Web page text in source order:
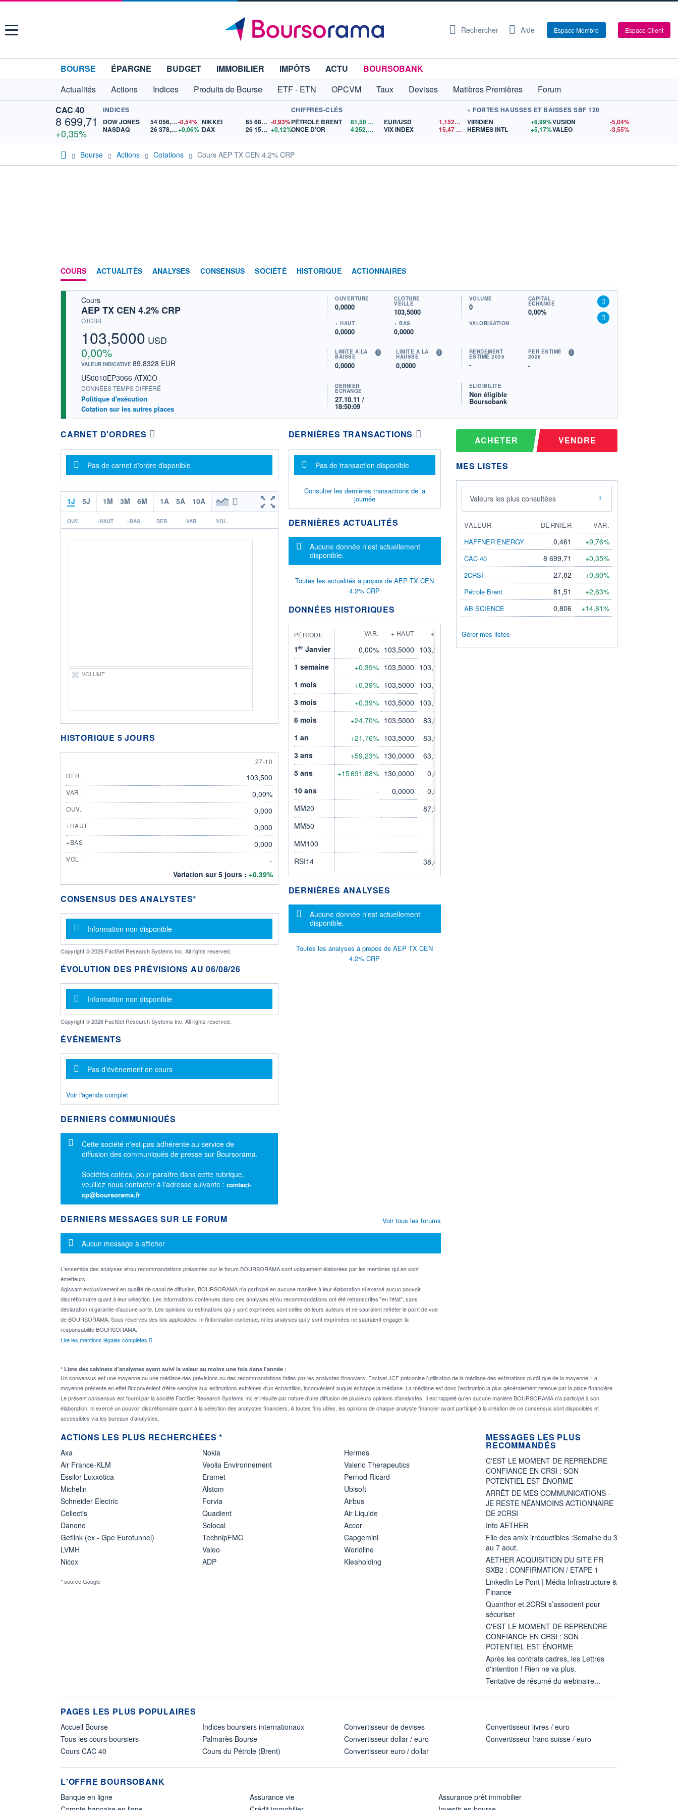
Menu Rechercher Aide Espace Membre Espace Client
BOURSE ÉPARGNE BUDGET IMMOBILIER IMPÔTS ACTU
BOURSOBANK
Actualités
Actions Indices Produits de Bourse ETF - ETN OPCVM Taux Devises Matières Premières
Forum
CAC 40
8 699,71
+0,35%
INDICES
DOW JONES
54 056,25-0,54%
NASDAQ
26 378,95+0,06%
NIKKEI 65 683,26 -0,93%
DAX
26 158,87 +0,12%
CHIFFRES-CLÉS
PÉTROLE BRENT
81,50
ONCE D'OR
4 252,01 $US
EUR/USD 1,1521$US
VIX INDEX
15,47$US
+ FORTES HAUSSES ET BAISSES SBF 120
VIRIDIEN
+6,99%
HERMES INTL
+5,17%
VUSION
-5,04%
VALEO
-3,55%
Bourse Actions Cotations Cours AEP TX CEN 4.2% CRP
COURS ACTUALITÉS ANALYSES CONSENSUS SOCIÉTÉ HISTORIQUE ACTIONNAIRES
Cours
AEP TX CEN 4.2% CRP
OTCBB
103,5000 USD
0,00%
VALEUR INDICATIVE 89,8328 EUR
US0010EP3066 ATXCO
DONNÉES TEMPS DIFFÉRÉ
Politique d'exécution
Cotation sur les autres places
OUVERTURE
0,0000
CLÔTURE
VEILLE
103,5000
+ HAUT
0,0000
+ BAS
0,0000
VOLUME
0
CAPITAL
ÉCHANGÉ
0,00%
VALORISATION
LIMITE À LA
BAISSE
0,0000
LIMITE À LA
HAUSSE
0,0000
RENDEMENT
ESTIMÉ 2026
-
PER ESTIMÉ
2026
-
DERNIER
ÉCHANGE
27.10.11 /
18:50:09
ÉLIGIBILITÉ
Non éligible
Boursobank
CARNET D'ORDRES
Message d'information
Pas de carnet d'ordre disponible
1J 5J 1M 3M 6M 1A 5A 10A
OUV. +HAUT +BAS DER. VAR. VOL.
VOLUME
HISTORIQUE 5 JOURS
27 OCTOBER
27-10
DER.
103,500
VAR. 0,00%
OUV. 0,000
+HAUT 0,000
+BAS 0,000
VOL.
-
Variation sur 5 jours : +0,39%
CONSENSUS DES ANALYSTES*
Message d'information
Information non disponible
Copyright © 2026 FactSet Research Systems Inc. All rights reserved.
ÉVOLUTION DES PRÉVISIONS AU 06/08/26
Message d'information
Information non disponible
Copyright © 2026 FactSet Research Systems Inc. All rights reserved.
ÉVÈNEMENTS
Message d'information
Pas d'évènement en cours
Voir l'agenda complet
DERNIERS COMMUNIQUÉS
Message d'information
Cette société n'est pas adhérente au service de
diffusion des communiqués de presse sur Boursorama.
Sociétés cotées, pour paraître dans cette rubrique,
veuillez nous contacter à l'adresse suivante : contact-
cp@boursorama.fr
DERNIÈRES TRANSACTIONS
Message d'information
Pas de transaction disponible
Consulter les dernières transactions de la
journée
DERNIÈRES ACTUALITÉS
Message d'information
Aucune donnée n'est actuellement
disponible.
Toutes les actualités à propos de AEP TX CEN
4.2% CRP
DONNÉES HISTORIQUES
PÉRIODE VAR. + HAUT + BAS
1erJanvier 0,00% 103,5000 103,5000
1 semaine
+0,39% 103,5000 103,1000
1 mois
+0,39% 103,5000 103,1000
3 mois
+0,39% 103,5000 103,1000
6 mois
+24,70% 103,5000
83,0000
1 an
+21,76% 103,5000
83,0000
3 ans
+59,23% 130,0000
63,1000
5 ans
+15 691,88% 130,0000
0,6554
10 ans
- 0,0000
0,0000
MM20
87,9010
MM50
MM100
RSI14
38,4600
DERNIÈRES ANALYSES
Message d'information
Aucune donnée n'est actuellement
disponible.
Toutes les analyses à propos de AEP TX CEN
4.2% CRP
DERNIERS MESSAGES SUR LE FORUM
Message d'information
Aucun message à afficher
L'ensemble des analyses et/ou recommandations présentes sur le forum BOURSORAMA sont uniquement élaborées par les membres qui en sont
émetteurs.
Agissant exclusivement en qualité de canal de diffusion, BOURSORAMA n'a participé en aucune manière à leur élaboration ni exercé aucun pouvoir
discrétionnaire quant à leur sélection. Les informations contenues dans ces analyses et/ou recommandations ont été retranscrites "en l'état", sans
déclaration ni garantie d'aucune sorte. Les opinions ou estimations qui y sont exprimées sont celles de leurs auteurs et ne sauraient refléter le point de vue
de BOURSORAMA. Sous réserves des lois applicables, ni l'information contenue, ni les analyses qui y sont exprimées ne sauraient engager la
responsabilité BOURSORAMA.
Lire les mentions légales complètes
Voir tous les forums
ACHETER VENDRE
MES LISTES
Valeurs les plus consultées
VALEUR DERNIER
VAR.
HAFFNER ENERGY
0,461 +9,76%
CAC 40 8 699,71 +0,35%
2CRSI 27,82 +0,80%
Pétrole Brent 81,51 +2,63%
AB SCIENCE 0,806 +14,81%
Gérer mes listes
* Liste des cabinets d'analystes ayant suivi la valeur au moins une fois dans l'année :
Un consensus est une moyenne ou une médiane des prévisions ou des recommandations faites par les analystes financiers. Factset JCF préconise l'utilisation de la médiane des estimations plutôt que de la moyenne. La
moyenne présente en effet l'inconvénient d'être sensible aux estimations extrêmes d'un échantillon, inconvénient auquel échappe la médiane. La médiane est donc l'estimation la plus généralement retenue par la place financière.
Le présent consensus est fourni par la société FactSet Research Systems Inc et résulte par nature d'une diffusion de plusieurs opinions d'analystes. Il est rappelé qu'en aucune manière BOURSORAMA n'a participé à son
élaboration, ni exercé un pouvoir discrétionnaire quant à la sélection des analystes financiers. A toutes fins utiles, les opinions de chaque analyste financier ayant participé à la création de ce consensus sont disponibles et
accessibles via les bureaux d'analystes.
ACTIONS LES PLUS RECHERCHÉES *
Axa
Air France-KLM
Essilor Luxxotica
Michelin
Schneider Electric
Cellectis
Danone
Getlink (ex - Gpe Eurotunnel)
LVMH
Nicox
Nokia
Veolia Environnement
Eramet
Alstom
Forvia
Quadient
Solocal
TechnipFMC
Valeo
ADP
Hermes
Valerio Therapeutics
Pernod Ricard
Ubisoft
Airbus
Air Liquide
Accor
Capgemini
Worldline
Kleaholding
* source Google
MESSAGES LES PLUS
RECOMMANDÉS
C'EST LE MOMENT DE REPRENDRE
CONFIANCE EN CRSI : SON
POTENTIEL EST ÉNORME
ARRÊT DE MES COMMUNICATIONS -
JE RESTE NÉANMOINS ACTIONNAIRE
DE 2CRSI
Info AETHER
File des amix irréductibles :Semaine du 3
au 7 aout.
AETHER ACQUISITION DU SITE FR
SXB2 : CONFIRMATION / ETAPE 1
LinkedIn Le Pont | Média Infrastructure &
Finance
Quanthor et 2CRSi s’associent pour
sécuriser
C'EST LE MOMENT DE REPRENDRE
CONFIANCE EN CRSI : SON
POTENTIEL EST ÉNORME
Après les contrats cadres, les Lettres
d'intention ! Rien ne va plus.
Tentative de résumé du webinaire...
PAGES LES PLUS POPULAIRES
Accueil Bourse
Tous les cours boursiers
Cours CAC 40
Indices boursiers internationaux
Palmarès Bourse
Cours du Pétrole (Brent)
Convertisseur de devises
Convertisseur dollar / euro
Convertisseur euro / dollar
Convertisseur livres / euro
Convertisseur franc suisse / euro
L'OFFRE BOURSOBANK
Banque en ligne
Assurance vie
Assurance prêt immobilier